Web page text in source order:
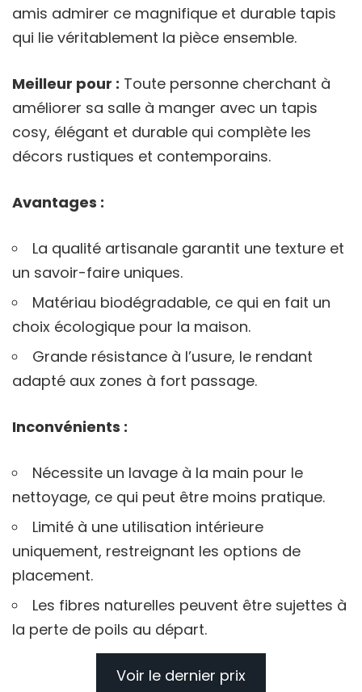
amis admirer ce magnifique et durable tapis
qui lie véritablement la pièce ensemble.
Meilleur pour : Toute personne cherchant à
améliorer sa salle à manger avec un tapis
cosy, élégant et durable qui complète les
décors rustiques et contemporains.
Avantages :
La qualité artisanale garantit une texture et
un savoir-faire uniques.
Matériau biodégradable, ce qui en fait un
choix écologique pour la maison.
Grande résistance à l’usure, le rendant
adapté aux zones à fort passage.
Inconvénients :
Nécessite un lavage à la main pour le
nettoyage, ce qui peut être moins pratique.
Limité à une utilisation intérieure
uniquement, restreignant les options de
placement.
Les fibres naturelles peuvent être sujettes à
la perte de poils au départ.
Voir le dernier prix